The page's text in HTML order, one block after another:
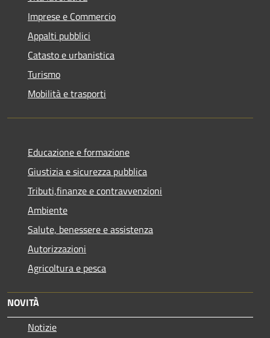
Imprese e Commercio
Appalti pubblici
Catasto e urbanistica
Turismo
Mobilità e trasporti
Educazione e formazione
Giustizia e sicurezza pubblica
Tributi,finanze e contravvenzioni
Ambiente
Salute, benessere e assistenza
Autorizzazioni
Agricoltura e pesca
NOVITÀ
Notizie